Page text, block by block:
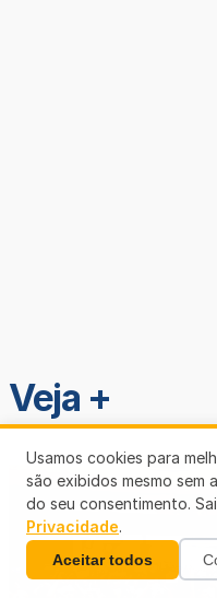
Veja +
Usamos cookies para
são exibidos mesmo
do seu consentimento.
Privacidade.
Aceitar todos